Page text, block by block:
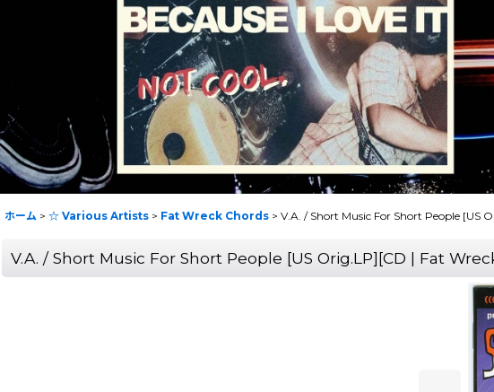
ホーム > ☆ Various Artists > Fat Wreck Chords > V.A. / Short Music For Short People [US
V.A. / Short Music For Short People [US Orig.LP][CD | Fat Wreck]